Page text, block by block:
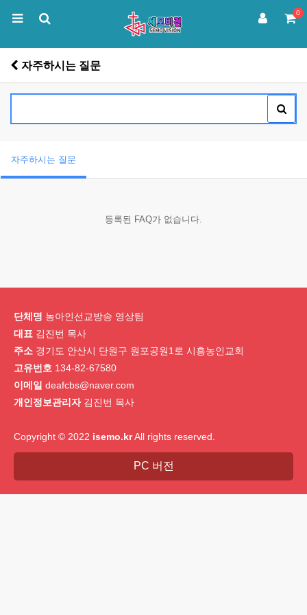
0
자주하시는 질문
자주하시는 질문
등록된 FAQ가 없습니다.
단체명 농아인선교방송 영상팀
대표 김진번 목사
주소 경기도 안산시 단원구 원포공원1로 시흥농인교회
고유번호 134-82-67580
이메일 deafcbs@naver.com
개인정보관리자김진번 목사
Copyright © 2022 isemo.krAll rights reserved.
PC 버전